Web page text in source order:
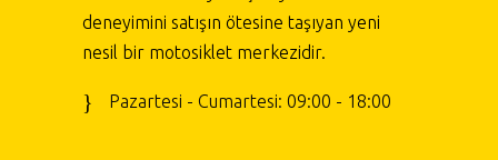
deneyimini satışın ötesine taşıyan yeni
nesil bir motosiklet merkezidir.
Pazartesi - Cumartesi: 09:00 - 18:00